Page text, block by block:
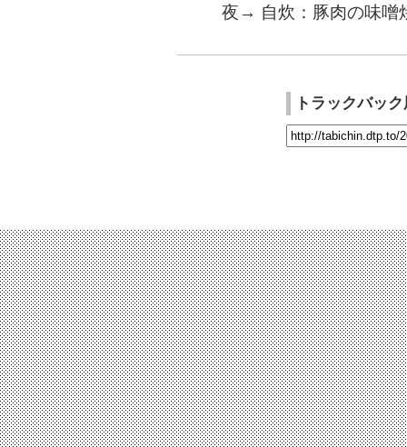
夜→ 自炊：豚肉の味噌
トラックバッ